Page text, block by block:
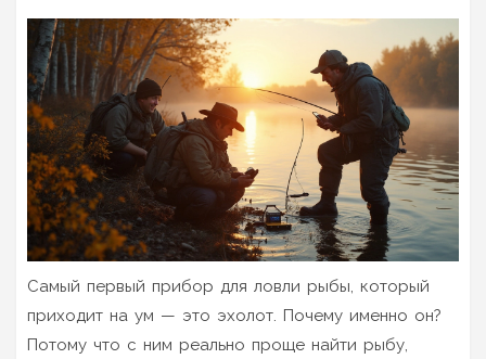
Самый первый прибор для ловли рыбы, который
приходит на ум — это эхолот. Почему именно он?
Потому что с ним реально проще найти рыбу,